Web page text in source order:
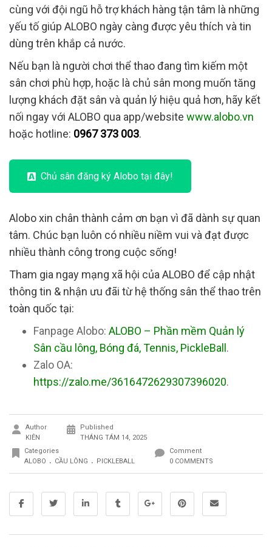
cùng với đội ngũ hỗ trợ khách hàng tận tâm là những
yếu tố giúp ALOBO ngày càng được yêu thích và tin
dùng trên khắp cả nước.
Nếu bạn là người chơi thể thao đang tìm kiếm một
sân chơi phù hợp, hoặc là chủ sân mong muốn tăng
lượng khách đặt sân và quản lý hiệu quả hơn, hãy kết
nối ngay với ALOBO qua app/website www.alobo.vn
hoặc hotline: 0967 373 003.
Chủ sân đăng ký Alobo tại đây!
Alobo xin chân thành cảm ơn bạn vì đã dành sự quan
tâm. Chúc bạn luôn có nhiều niềm vui và đạt được
nhiều thành công trong cuộc sống!
Tham gia ngay mạng xã hội của ALOBO để cập nhật
thông tin & nhận ưu đãi từ hệ thống sân thể thao trên
toàn quốc tại:
Fanpage Alobo: ALOBO – Phần mềm Quản lý
Sân cầu lông, Bóng đá, Tennis, PickleBall .
Zalo OA:
https://zalo.me/3616472629307396020.
Author
KIÊN
Published
THÁNG TÁM 14, 2025
Categories
ALOBO . CẦU LÔNG . PICKLEBALL
Comment
0 COMMENTS